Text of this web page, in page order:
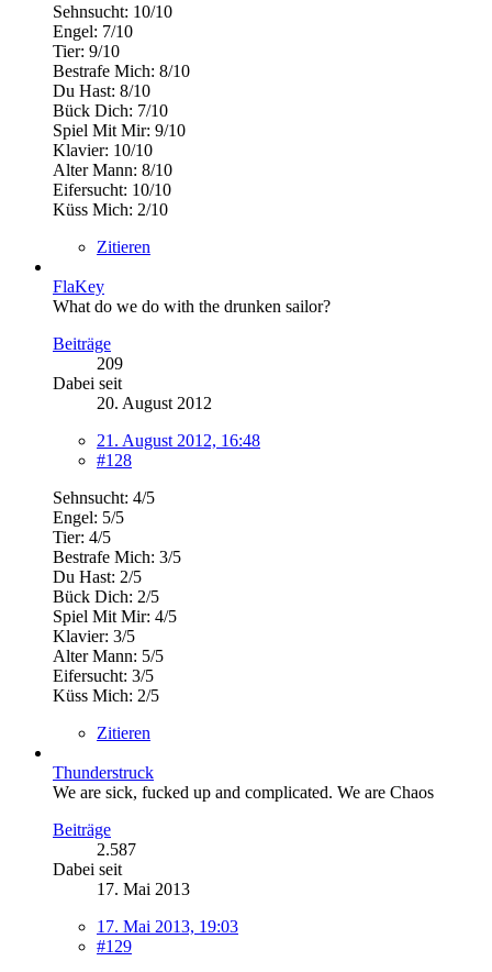
Sehnsucht: 10/10
Engel: 7/10
Tier: 9/10
Bestrafe Mich: 8/10
Du Hast: 8/10
Bück Dich: 7/10
Spiel Mit Mir: 9/10
Klavier: 10/10
Alter Mann: 8/10
Eifersucht: 10/10
Küss Mich: 2/10
Zitieren
FlaKey
What do we do with the drunken sailor?
Beiträge
209
Dabei seit
20. August 2012
21. August 2012, 16:48
#128
Sehnsucht: 4/5
Engel: 5/5
Tier: 4/5
Bestrafe Mich: 3/5
Du Hast: 2/5
Bück Dich: 2/5
Spiel Mit Mir: 4/5
Klavier: 3/5
Alter Mann: 5/5
Eifersucht: 3/5
Küss Mich: 2/5
Zitieren
Thunderstruck
We are sick, fucked up and complicated. We are Chaos
Beiträge
2.587
Dabei seit
17. Mai 2013
17. Mai 2013, 19:03
#129